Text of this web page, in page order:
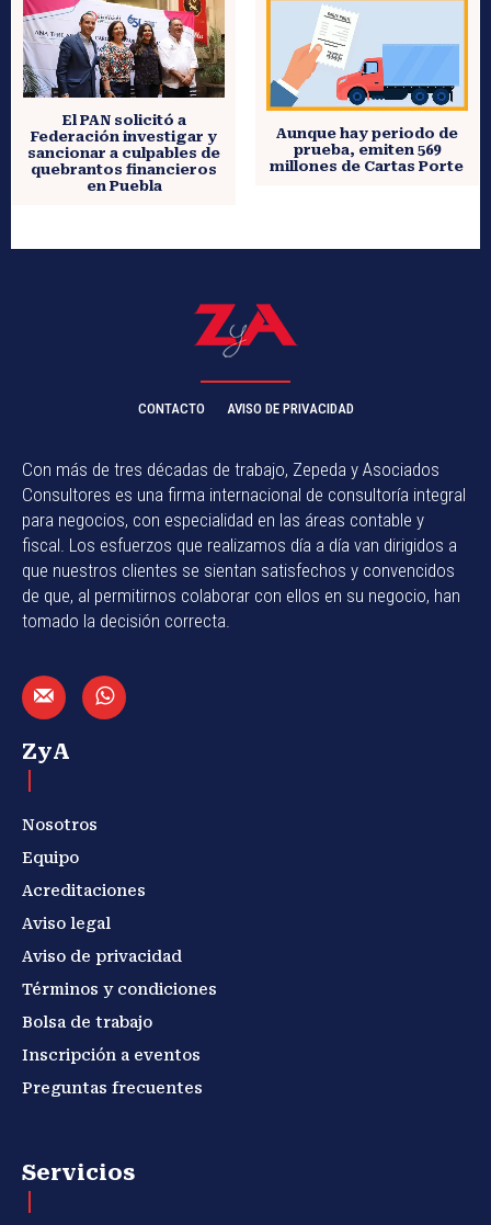
El PAN solicitó a
Federación investigar y
sancionar a culpables de
quebrantos financieros
en Puebla
Aunque hay periodo de
prueba, emiten 569
millones de Cartas Porte
CONTACTO AVISO DE PRIVACIDAD
Con más de tres décadas de trabajo, Zepeda y Asociados
Consultores es una firma internacional de consultoría integral
para negocios, con especialidad en las áreas contable y
fiscal. Los esfuerzos que realizamos día a día van dirigidos a
que nuestros clientes se sientan satisfechos y convencidos
de que, al permitirnos colaborar con ellos en su negocio, han
tomado la decisión correcta.
ZyA
Nosotros
Equipo
Acreditaciones
Aviso legal
Aviso de privacidad
Términos y condiciones
Bolsa de trabajo
Inscripción a eventos
Preguntas frecuentes
Servicios